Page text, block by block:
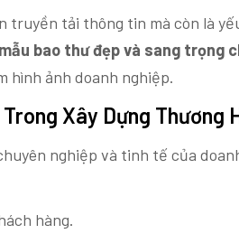
truyền tải thông tin mà còn là
bao thư đẹp và sang trọng
hình ảnh doanh nghiệp.
Xây Dựng Thương
nghiệp và tinh tế của
hàng.